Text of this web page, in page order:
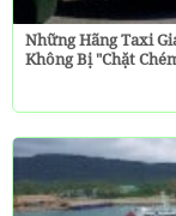
Những Hãng Taxi
Không Bị "chặt